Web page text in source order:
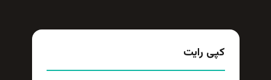
کپی رایت